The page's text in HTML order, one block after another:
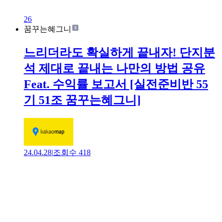
26
꿈꾸는혜그니
느리더라도 확실하게 끝내자! 단지분
석 제대로 끝내는 나만의 방법 공유
Feat. 수익률 보고서 [실전준비반 55
기 51조 꿈꾸는혜그니]
24.04.28|조회수 418